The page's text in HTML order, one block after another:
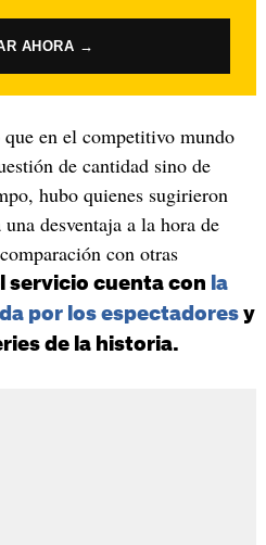
AHORA →
en el competitivo mundo
de cantidad sino de
hubo quienes sugirieron
desventaja a la hora de
con otras
servicio cuenta con la
por los espectadoresy
de la historia.